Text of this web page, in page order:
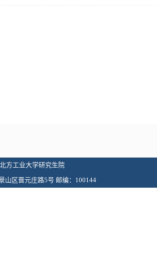
方工业大学研究生院
山区晋元庄路5号 邮编：100144